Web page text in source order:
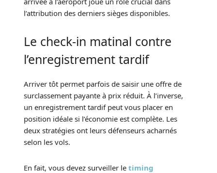
l’attribution des derniers sièges disponibles.
Le check-in matinal contre
l’enregistrement tardif
Arriver tôt permet parfois de saisir une offre de
surclassement payante à prix réduit. À l’inverse,
un enregistrement tardif peut vous placer en
position idéale si l’économie est complète. Les
deux stratégies ont leurs défenseurs acharnés
selon les vols.
En fait, vous devez surveiller le timing